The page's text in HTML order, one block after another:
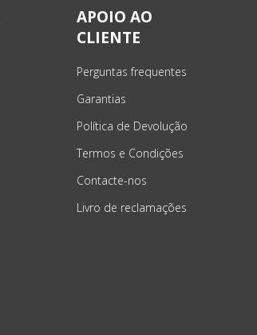
APOIO AO
CLIENTE
Perguntas frequentes
Garantias
Política de Devolução
Termos e Condições
Contacte-nos
Livro de reclamações